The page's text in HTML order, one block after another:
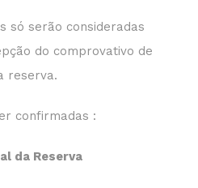
só serão consideradas
do comprovativo de
reserva.
confirmadas :
da Reserva